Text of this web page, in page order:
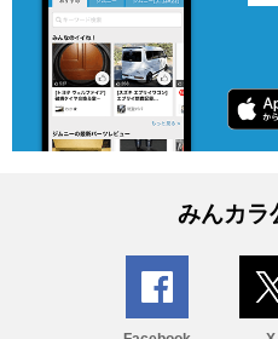
みんカラ